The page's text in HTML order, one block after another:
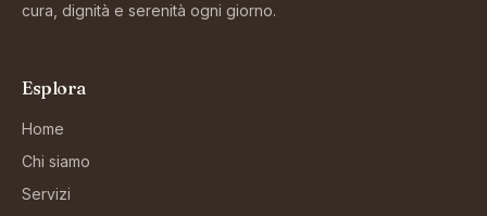
cura, dignità e serenità ogni giorno.
Esplora
Home
Chi siamo
Servizi